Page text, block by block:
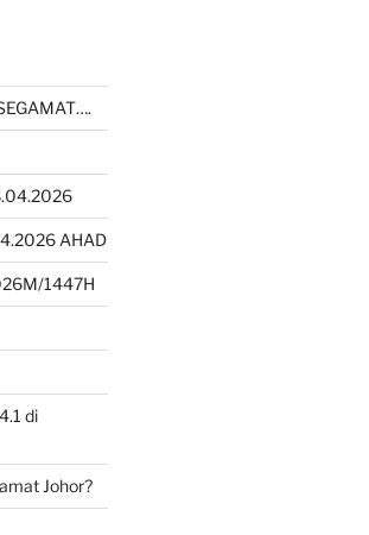
AHAD
1447H
di
Johor?